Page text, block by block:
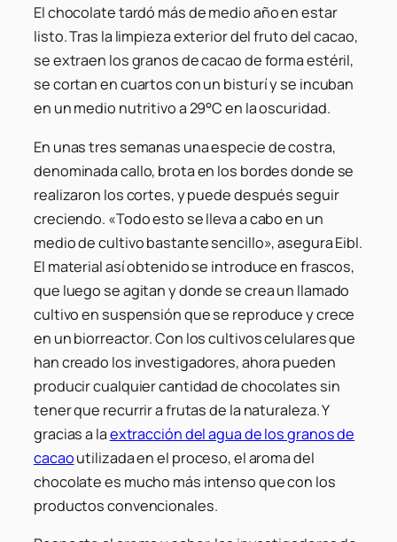
El chocolate tardó más de medio año en estar
listo. Tras la limpieza exterior del fruto del cacao,
se extraen los granos de cacao de forma estéril,
se cortan en cuartos con un bisturí y se incuban
en un medio nutritivo a 29°C en la oscuridad.
En unas tres semanas una especie de costra,
denominada callo, brota en los bordes donde se
realizaron los cortes, y puede después seguir
creciendo. «Todo esto se lleva a cabo en un
medio de cultivo bastante sencillo», asegura Eibl.
El material así obtenido se introduce en frascos,
que luego se agitan y donde se crea un llamado
cultivo en suspensión que se reproduce y crece
en un biorreactor. Con los cultivos celulares que
han creado los investigadores, ahora pueden
producir cualquier cantidad de chocolates sin
tener que recurrir a frutas de la naturaleza. Y
gracias a laextracción del agua de los granos de
cacaoutilizada en el proceso, el aroma del
chocolate es mucho más intenso que con los
productos convencionales.